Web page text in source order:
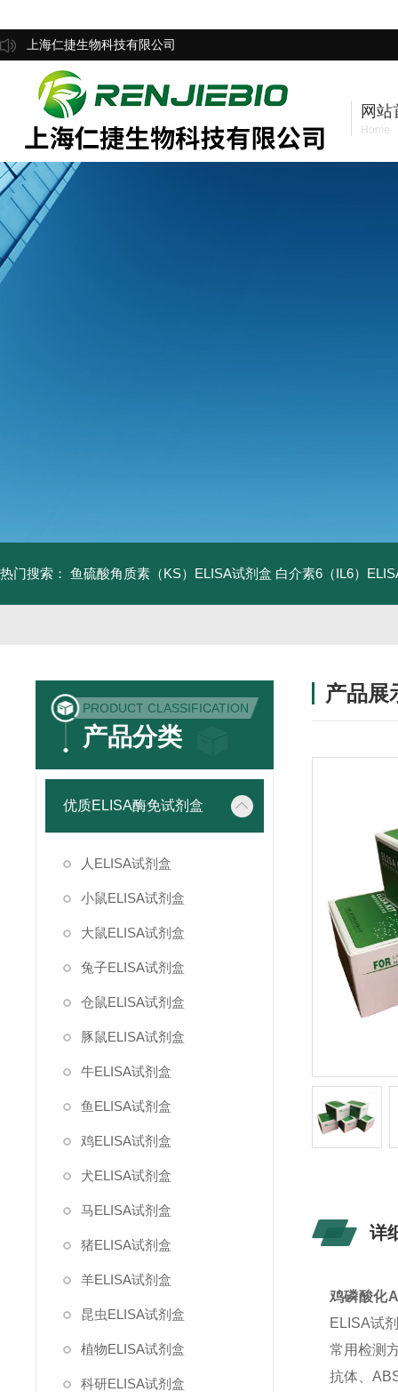
上海仁捷生物科技有限公司
网站
Home
热门搜索： 鱼硫酸角质素（KS）ELISA试剂盒 白介素6（IL6）
PRODUCT CLASSIFICATION
产品分类
优质ELISA酶免试剂盒
人ELISA试剂盒
小鼠ELISA试剂盒
大鼠ELISA试剂盒
兔子ELISA试剂盒
仓鼠ELISA试剂盒
豚鼠ELISA试剂盒
牛ELISA试剂盒
鱼ELISA试剂盒
鸡ELISA试剂盒
犬ELISA试剂盒
马ELISA试剂盒
猪ELISA试剂盒
羊ELISA试剂盒
昆虫ELISA试剂盒
植物ELISA试剂盒
科研ELISA试剂盒
产品展
详
鸡磷酸化
ELISA试
常用检测
抗体、